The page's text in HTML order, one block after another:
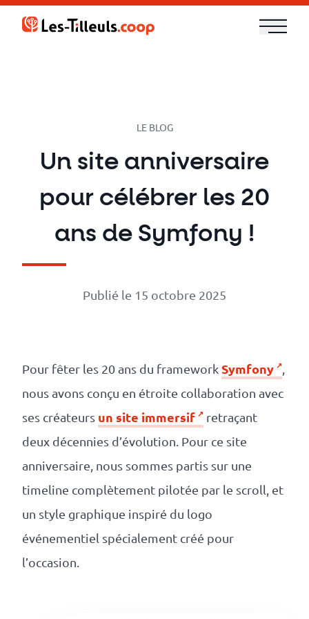
Aller
Formations
Cloud
et
DevOps
Technologies
Nos
clients
La
coopérative
On
recrute
LE BLOG
Un site anniversaire
pour célébrer les 20
ans de Symfony !
Publié le 15 octobre 2025
Pour fêter les 20 ans du frameworkSymfony
nous avons conçu en étroite collaboration avec
ses créateurs un site immersif
retraçant
deux décennies d’évolution. Pour ce site
anniversaire, nous sommes partis sur une
timeline complètement pilotée par le scroll, et
un style graphique inspiré du logo
événementiel spécialement créé pour
l’occasion.